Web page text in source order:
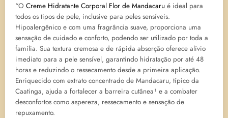
“O Creme Hidratante Corporal Flor de Mandacaru é ideal para
todos os tipos de pele, inclusive para peles sensíveis.
Hipoalergênico e com uma fragrância suave, proporciona uma
sensação de cuidado e conforto, podendo ser utilizado por toda a
família. Sua textura cremosa e de rápida absorção oferece alívio
imediato para a pele sensível, garantindo hidratação por até 48
horas e reduzindo o ressecamento desde a primeira aplicação.
Enriquecido com extrato concentrado de Mandacaru, típico da
Caatinga, ajuda a fortalecer a barreira cutânea¹ e a combater
desconfortos como aspereza, ressecamento e sensação de
repuxamento.